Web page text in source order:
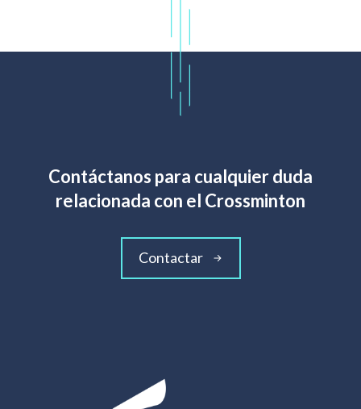
Contáctanos para cualquier duda
relacionada con el Crossminton
Contactar